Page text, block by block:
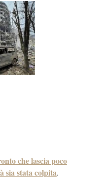
che lascia poco
sia stata colpita.